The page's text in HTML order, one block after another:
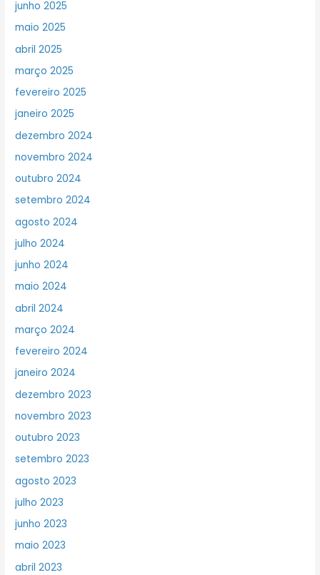
junho 2025
maio 2025
abril 2025
março 2025
fevereiro 2025
janeiro 2025
dezembro 2024
novembro 2024
outubro 2024
setembro 2024
agosto 2024
julho 2024
junho 2024
maio 2024
abril 2024
março 2024
fevereiro 2024
janeiro 2024
dezembro 2023
novembro 2023
outubro 2023
setembro 2023
agosto 2023
julho 2023
junho 2023
maio 2023
abril 2023